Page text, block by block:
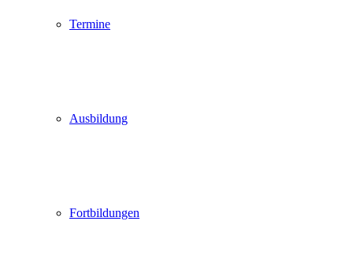
Termine
Ausbildung
Fortbildungen